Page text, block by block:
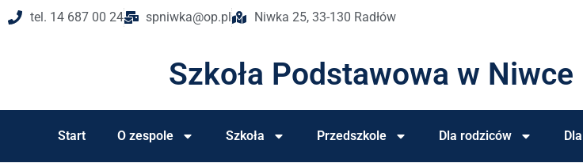
tel. 14 687 00 24 spniwka@op.pl Niwka 25, 33-130 Radłów
Szkoła Podstawowa w Niwce
Start O zespole Szkoła Przedszkole Dla rodziców